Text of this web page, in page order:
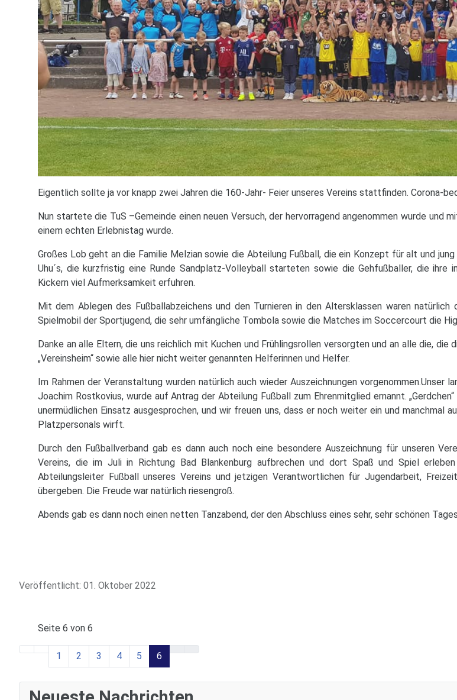
Eigentlich sollte ja vor knapp zwei Jahren die 160-Jahr- Feier unseres Vereins stattfinden. Corona-
Nun startete die TuS –Gemeinde einen neuen Versuch, der hervorragend angenommen wurde
einem echten Erlebnistag wurde.
Großes Lob geht an die Familie Melzian sowie die Abteilung Fußball, die ein Konzept für alt und
Uhu´s, die kurzfristig eine Runde Sandplatz-Volleyball starteten sowie die Gehfußballer, die
Kickern viel Aufmerksamkeit erfuhren.
Mit dem Ablegen des Fußballabzeichens und den Turnieren in den Altersklassen waren natürlich
Spielmobil der Sportjugend, die sehr umfängliche Tombola sowie die Matches im Soccercourt die
Danke an alle Eltern, die uns reichlich mit Kuchen und Frühlingsrollen versorgten und an alle die,
„Vereinsheim“ sowie alle hier nicht weiter genannten Helferinnen und Helfer.
Im Rahmen der Veranstaltung wurden natürlich auch wieder Auszeichnungen
Joachim Rostkovius, wurde auf Antrag der Abteilung Fußball zum Ehrenmitglied ernannt.
unermüdlichen Einsatz ausgesprochen, und wir freuen uns, dass er noch weiter ein und manchmal
Platzpersonals wirft.
Durch den Fußballverband gab es dann auch noch eine besondere Auszeichnung für unseren
Vereins, die im Juli in Richtung Bad Blankenburg aufbrechen und dort Spaß und Spiel
Abteilungsleiter Fußball unseres Vereins und jetzigen Verantwortlichen für Jugendarbeit,
übergeben. Die Freude war natürlich riesengroß.
Abends gab es dann noch einen netten Tanzabend, der den Abschluss eines sehr, sehr schönen
Veröffentlicht: 01. Oktober 2022
Seite 6 von 6
1 2 3 4 5 6